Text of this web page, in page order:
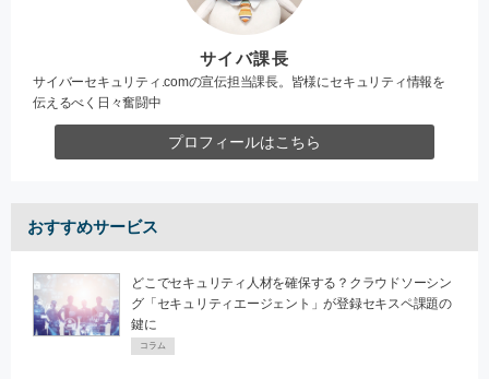
サイバ課長
サイバーセキュリティ.comの宣伝担当課長。皆様にセキュリティ情報を
伝えるべく日々奮闘中
プロフィールはこちら
おすすめサービス
どこでセキュリティ人材を確保する？クラウドソーシン
グ「セキュリティエージェント」が登録セキスペ課題の
鍵に
コラム